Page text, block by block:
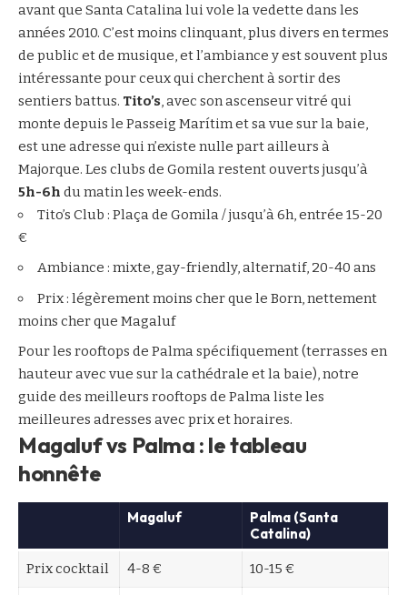
avant que Santa Catalina lui vole la vedette dans les
années 2010. C’est moins clinquant, plus divers en termes
de public et de musique, et l’ambiance y est souvent plus
intéressante pour ceux qui cherchent à sortir des
sentiers battus. Tito’s, avec son ascenseur vitré qui
monte depuis le Passeig Marítim et sa vue sur la baie,
est une adresse qui n’existe nulle part ailleurs à
Majorque. Les clubs de Gomila restent ouverts jusqu’à
5h-6h du matin les week-ends.
Tito’s Club : Plaça de Gomila / jusqu’à 6h, entrée 15-20
€
Ambiance : mixte, gay-friendly, alternatif, 20-40 ans
Prix : légèrement moins cher que le Born, nettement
moins cher que Magaluf
Pour les rooftops de Palma spécifiquement (terrasses en
hauteur avec vue sur la cathédrale et la baie), notre
guide des meilleurs rooftops de Palmaliste les
meilleures adresses avec prix et horaires.
Magaluf vs Palma : le tableau
honnête
Magaluf
Palma (Santa
Catalina)
Prix cocktail 4-8 € 10-15 €